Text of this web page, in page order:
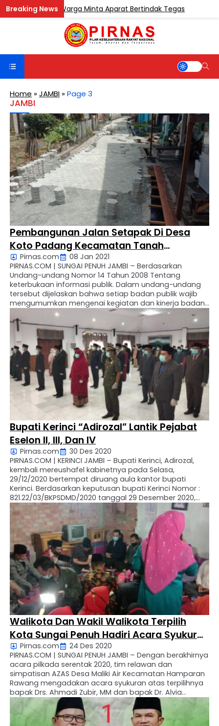
Warga Minta Aparat Bertindak Tegas
Home »JAMBI »Page 3
JAMBI
Pembangunan Jalan Setapak Di Desa
Koto Padang Kecamatan Tanah
Kampung Diduga Telah Menabrak
Undang-Undang
Pirnas.com
08 Jan 2021
PIRNAS.COM | SUNGAI PENUH JAMBI – Berdasarkan
Undang-undang Nomor 14 Tahun 2008 Tentang
keterbukaan informasi publik. Dalam undang-undang
tersebut dijelaskan bahwa setiap badan publik wajib
mengumumkan mengenai kegiatan dan kinerja badan
publik yakni salah satunya mengenai pengerjaan
proyek. Karena proyek pembangunan jalan desa
bersumber dari uang negara, maka wajib untuk
memasang papan nama sebagai pemeberitaguan …
Bupati Kerinci “Adirozal” Lantik Pejabat
Eselon II, III, Dan IV
Pirnas.com
30 Des 2020
PIRNAS.COM | KERINCI JAMBI – Bupati Kerinci, Adirozal,
kembali mereushafel kabinetnya pada Selasa,
29/12/2020 bertempat diruang aula kantor bupati
Kerinci. Berdasarkan keputusan bupati Kerinci Nomor :
821.22/03/BKPSDMD/2020 tanggal 29 Desember 2020,
tentang pengangkatan mutasi dan pemberhentian
pejabat pimpinan tinggi pratama dilingkup pemerintah
Kabupaten Kerinci. Adapun pejabat yang dilantik, yakni
Selhanudin – Asisten pemerintahan dan Kesra, …
Walikota Dan Wakil Walikota Terpilih
Kota Sungai Penuh Hadiri Acara Syukuran
Di Desa Maliki Air Rawang
Pirnas.com
24 Des 2020
PIRNAS.COM | SUNGAI PENUH JAMBI – Dengan berakhirnya
acara pilkada serentak 2020, tim relawan dan
simpatisan AZAS Desa Maliki Air Kecamatan Hamparan
Rawang mengadakan acara syukuran atas terpilihnya
bapak Drs. Ahmadi Zubir, MM dan bapak Dr. Alvia
Santoni, SE., MM sebagai walikota dan wakil walikota
Sungai Penuh periode 2021-2024. Atas perjuangan dan
tekad bersama maka …